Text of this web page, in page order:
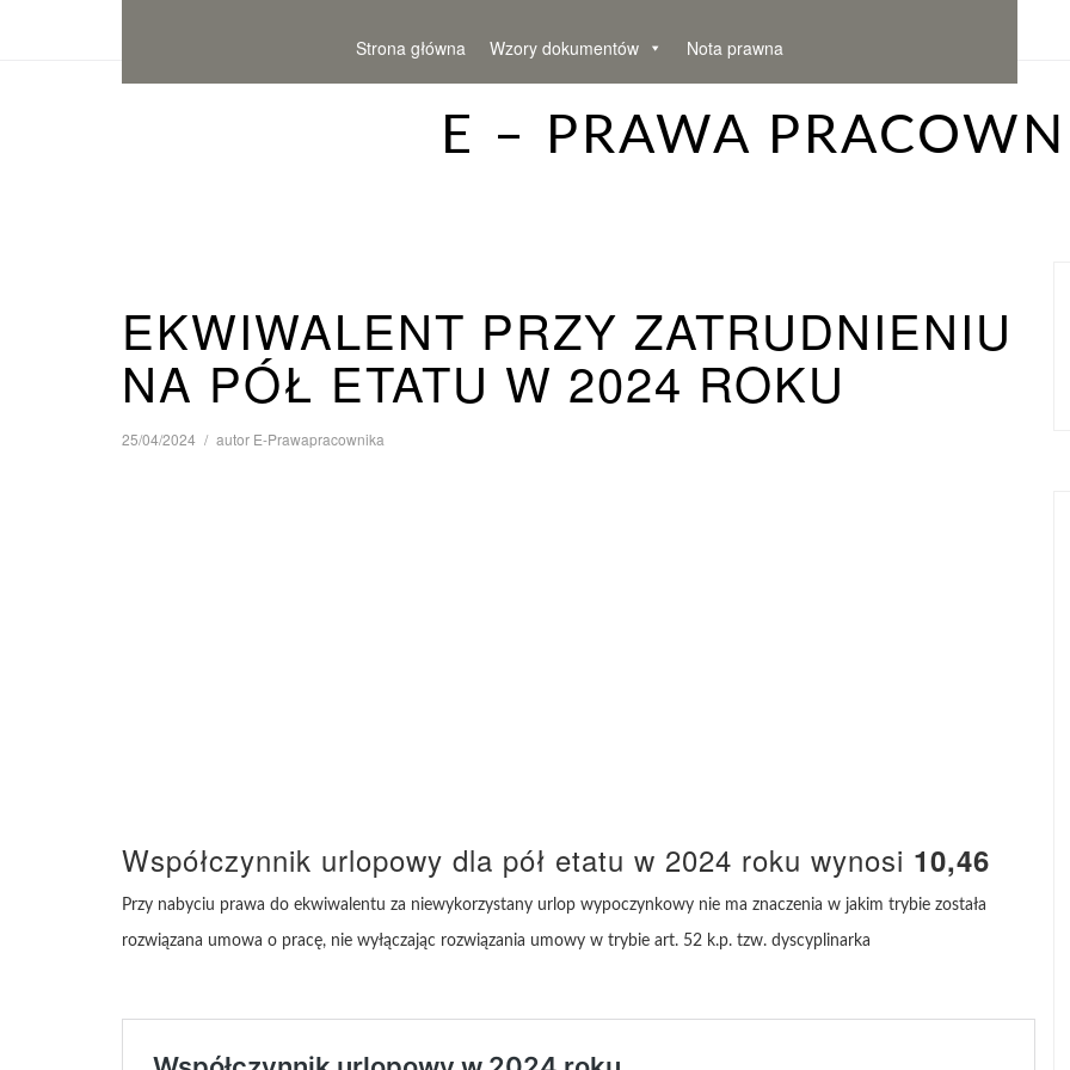
Strona główna Wzory dokumentów Nota prawna
E – PRAWA
EKWIWALENT PRZY ZATRUDNIENIU
NA PÓŁ ETATU W 2024 ROKU
25/04/2024 autor E-Prawapracownika
Współczynnik urlopowy dla pół etatu w 2024 roku wynosi 10,46
Przy nabyciu prawa do ekwiwalentu za niewykorzystany urlop wypoczynkowy nie ma znaczenia w jakim trybie została
rozwiązana umowa o pracę, nie wyłączając rozwiązania umowy w trybie art. 52 k.p. tzw. dyscyplinarka